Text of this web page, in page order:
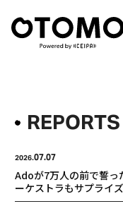
REPORTS
2026.07.07
Adoが7万人の前で誓っ
ーケストラもサプライ